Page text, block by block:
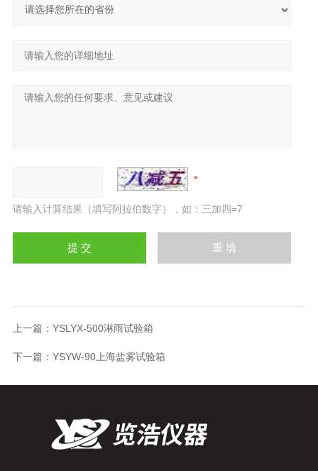
请输入计算结果（填写阿拉伯数字），如：三加四=7
上一篇： YSLYX-500淋雨试验箱
下一篇： YSYW-90上海盐雾试验箱